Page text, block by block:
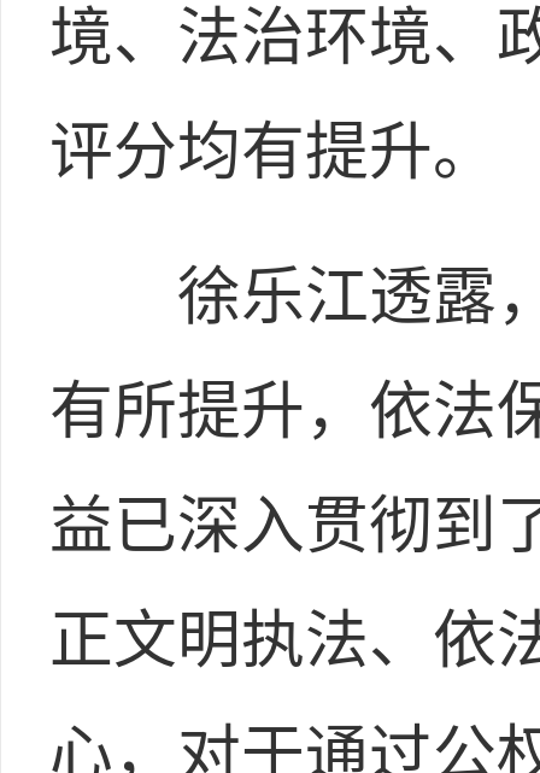
境、法治环境、
评分均有提升。
徐乐江透露，
有所提升，依法
益已深入贯彻到
正文明执法、依
心，对于通过公